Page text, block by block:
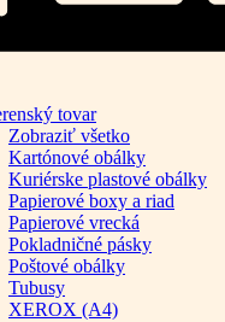
tovar
Zobraziť všetko
Kartónové obálky
Kuriérske plastové obálky
Papierové boxy a riad
Papierové vrecká
Pokladničné pásky
Poštové obálky
Tubusy
XEROX (A4)